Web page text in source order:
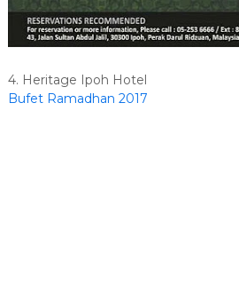
4. Heritage Ipoh Hotel
Bufet Ramadhan 2017